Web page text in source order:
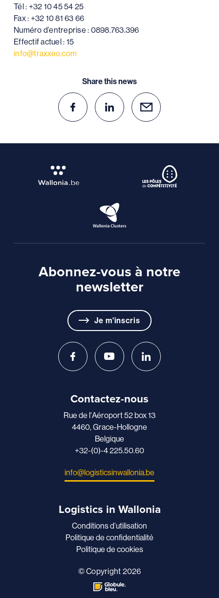
Tél : +32 10 45 54 25
Fax : +32 10 81 63 66
Numéro d’entreprise : 0898.763.396
Effectif actuel : 15
info@traxxeo.com
Share this news
Abonnez-vous à notre
newsletter
Je m'inscris
Contactez-nous
Rue de l'Aéroport 52 box 13
4460, Grace-Hollogne
Belgique
+32-(0)-4 225.50.60
info@logisticsinwallonia.be
Logistics in Wallonia
Conditions d’utilisation
Politique de confidentialité
Politique de cookies
© Copyright 2026